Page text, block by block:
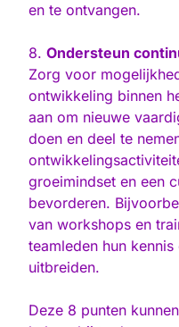
en te ontvangen.
8. Ondersteun
Zorg voor
ontwikkeling binnen
aan om nieuwe
doen en deel te
groeimindset en een
bevorderen.
van workshops en
teamleden hun
uitbreiden.
Deze 8 punten